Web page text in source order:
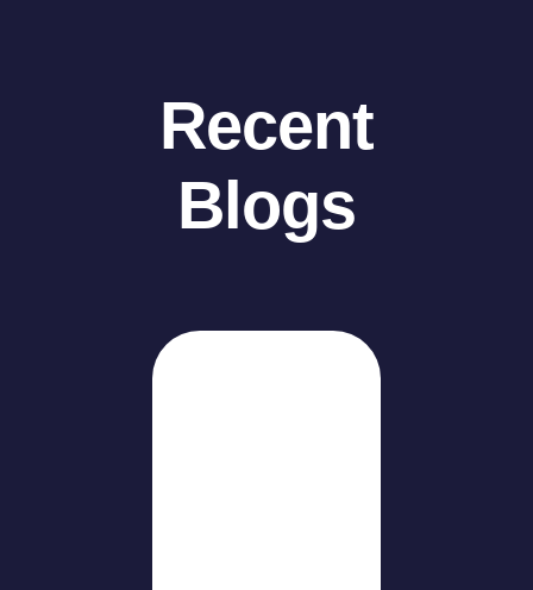
Recent
Blogs